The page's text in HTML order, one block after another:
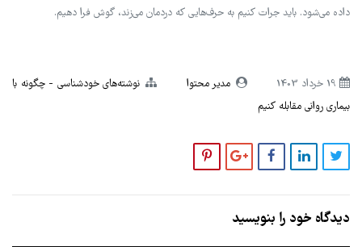
داده می‌شود. باید جرات کنیم به حرف‌هایی که دردمان می‌زند، گوش فرا دهیم.
19 خرداد 1403 مدیر محتوا نوشته‌های خودشناسی
چگونه با
بیماری روانی مقابله کنیم
دیدگاه خود را بنویسید